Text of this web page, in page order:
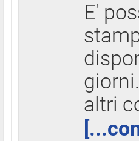
E'
altri